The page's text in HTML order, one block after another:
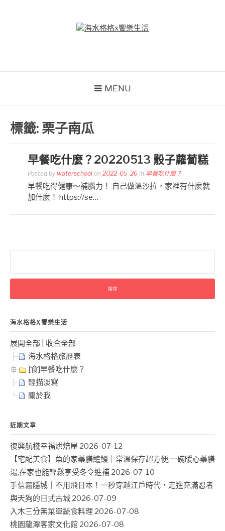
MENU
標籤: 栗子南瓜
早餐吃什麼？20220513 骰子蘿蔔糕
Posted by waterschool on 2022-05-26 in 早餐吃什麼？
早餐吃得健康～補腦力！ 自己做溫沙拉，家裡有什麼就
加什麼！ https://se…
關
字:
海水格格X饗樂生活
展開全部
收合全部
海水格格旅歷表
[食]早餐吃什麼？
輕描淡寫
關於我
近期文章
復興航棧幸福烘焙屋 2026-07-12
【宅配美食】魚的家藥膳鱸鰻｜常溫保存超方便,一碗暖心藥膳
湯,在家也能輕鬆享受冬令進補 2026-07-10
手信霧隱城｜不用飛日本！一秒穿越江戶時代，走進充滿忍者
與天狗的日式古城 2026-07-09
入木三分無菜單蔬食料理 2026-07-08
桃園龍潭客家文化館 2026-07-08